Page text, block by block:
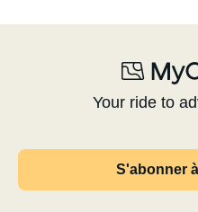
Your ride to
S'abonner